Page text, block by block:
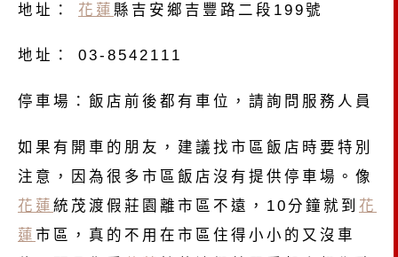
地址： 花蓮 縣吉安鄉吉豐路二段199號
地址： 03-8542111
停車場：飯店前後都有車位，請詢問服務人員
如果有開車的朋友，建議找市區飯店時要特別
注意，因為很多市區飯店沒有提供停車場。像
花蓮 統茂渡假莊園離市區不遠，10分鐘就到 花
蓮 市區，真的不用在市區住得小小的又沒車